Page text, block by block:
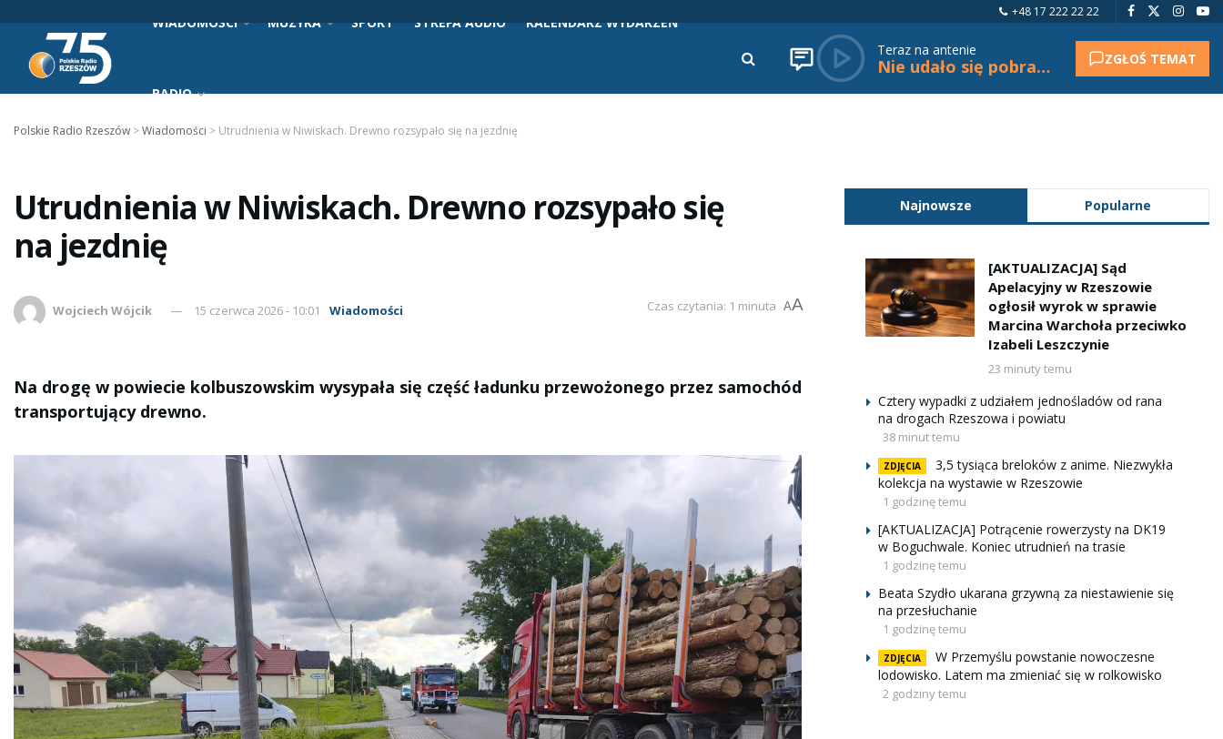
+48 17 222 22 22
WIADOMOŚCI MUZYKA SPORT STREFA AUDIO KALENDARZ WYDARZEŃ
RADIO
Teraz na antenie
Nie udało się pobrać tytułu. ZGŁOŚ TEMAT
Polskie Radio Rzeszów >Wiadomości > Utrudnienia w Niwiskach. Drewno rozsypało się na jezdnię
Utrudnienia w Niwiskach. Drewno rozsypało się
na jezdnię
Wojciech Wójcik 15 czerwca 2026 - 10:01 Wiadomości Czas czytania: 1 minuta AA
Na drogę w powiecie kolbuszowskim wysypała się część ładunku przewożonego przez samochód
transportujący drewno.
Najnowsze Popularne
[AKTUALIZACJA] Sąd
Apelacyjny w Rzeszowie
ogłosił wyrok w sprawie
Marcina Warchoła przeciwko
Izabeli Leszczynie
23 minuty temu
Cztery wypadki z udziałem jednośladów od rana
na drogach Rzeszowa i powiatu
38 minut temu
ZDJĘCIA
3,5 tysiąca breloków z anime. Niezwykła
kolekcja na wystawie w Rzeszowie
1 godzinę temu
[AKTUALIZACJA] Potrącenie rowerzysty na DK19
w Boguchwale. Koniec utrudnień na trasie
1 godzinę temu
Beata Szydło ukarana grzywną za niestawienie się
na przesłuchanie
1 godzinę temu
ZDJĘCIA
W Przemyślu powstanie nowoczesne
lodowisko. Latem ma zmieniać się w rolkowisko
2 godziny temu